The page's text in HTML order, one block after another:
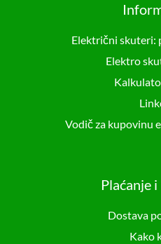
Električni skuteri:
Elektro
Vodič za kupovinu
Plaćanje
Dostava
Kako